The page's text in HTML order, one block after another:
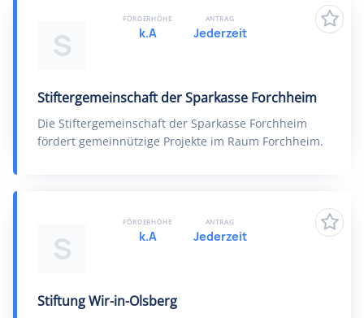
S
Stiftergemeinschaft der Sparkasse Forchheim
Die Stiftergemeinschaft der Sparkasse Forchheim
fördert gemeinnützige Projekte im Raum Forchheim.
FÖRDERHÖHE
k.A
ANTRAG
Jederzeit
S
Stiftung Wir-in-Olsberg
FÖRDERHÖHE
k.A
ANTRAG
Jederzeit